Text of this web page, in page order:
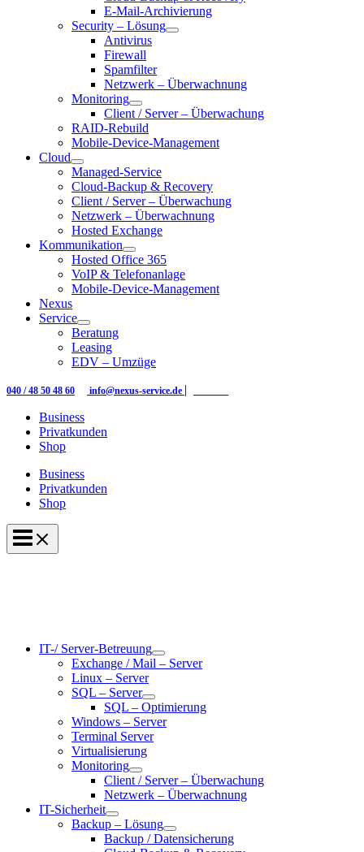
E-Mail-Archivierung
Security – Lösung
Antivirus
Firewall
Spamfilter
Netzwerk – Überwachnung
Monitoring
Client / Server – Überwachung
RAID-Rebuild
Mobile-Device-Management
Cloud
Managed-Service
Cloud-Backup & Recovery
Client / Server – Überwachung
Netzwerk – Überwachnung
Hosted Exchange
Kommunikation
Hosted Office 365
VoIP & Telefonanlage
Mobile-Device-Management
Nexus
Service
Beratung
Leasing
EDV – Umzüge
040 / 48 50 48 60 info@nexus-service.de |
Business
Privatkunden
Shop
Business
Privatkunden
Shop
IT-/ Server-Betreuung
Exchange / Mail – Server
Linux – Server
SQL – Server
SQL – Optimierung
Windows – Server
Terminal Server
Virtualisierung
Monitoring
Client / Server – Überwachung
Netzwerk – Überwachnung
IT-Sicherheit
Backup – Lösung
Backup / Datensicherung